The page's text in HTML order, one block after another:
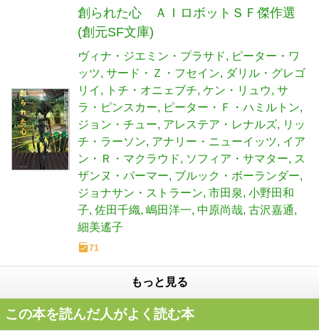
創られた心 ＡＩロボットＳＦ傑作選
(創元SF文庫)
ヴィナ・ジエミン・プラサド
ピーター・ワ
ッツ サード・Ｚ・フセイン
ダリル・グレゴ
リイ
トチ・オニェブチ ケン・リュウ サ
ラ・ピンスカー
ピーター・Ｆ・ハミルトン
ジョン・チュー アレステア・レナルズ
リッ
チ・ラーソン アナリー・ニューイッツ イア
ン・Ｒ・マクラウド
ソフィア・サマター
ス
ザンヌ・パーマー ブルック・ボーランダー
ジョナサン・ストラーン 市田泉 小野田和
子 佐田千織 嶋田洋一 中原尚哉 古沢嘉通
細美遙子
71
もっと見る
この本を読んだ人がよく読む本